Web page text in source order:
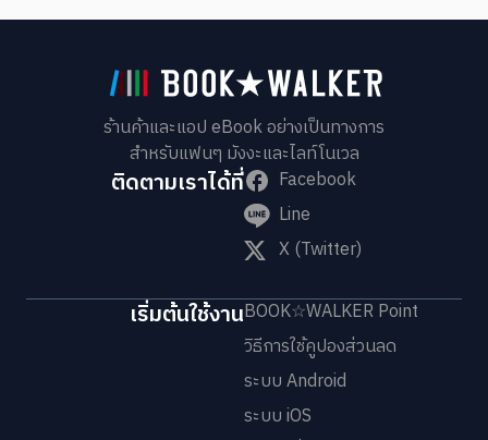
ร้านค้าและแอป eBook อย่างเป็นทางการ
สำหรับแฟนๆ มังงะและไลท์โนเวล
ติดตามเราได้ที่
Facebook
Line
X (Twitter)
เริ่มต้นใช้งานBOOK☆WALKER Point
วิธีการใช้คูปองส่วนลด
ระบบ Android
ระบบ iOS